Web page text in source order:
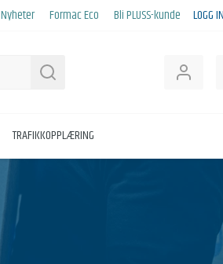
Nyheter Formac Eco Bli PLUSS-kunde LOGG
TRAFIKKOPPLÆRING